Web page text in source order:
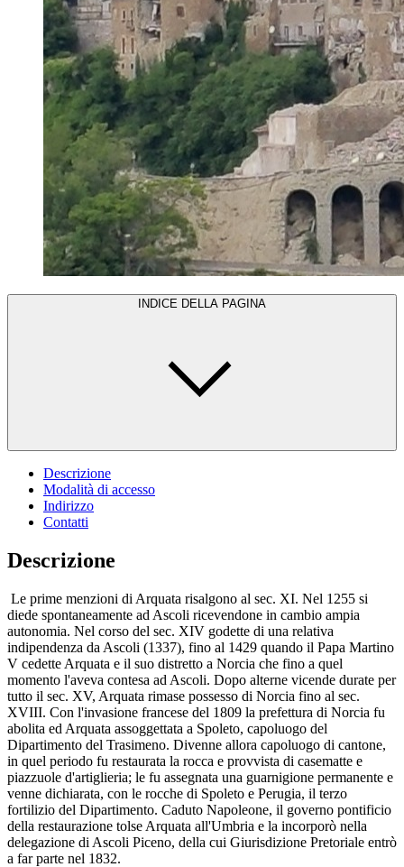
INDICE DELLA PAGINA
Descrizione
Modalità di accesso
Indirizzo
Contatti
Descrizione
Le prime menzioni di Arquata risalgono al sec. XI. Nel 1255 si
diede spontaneamente ad Ascoli ricevendone in cambio ampia
autonomia. Nel corso del sec. XIV godette di una relativa
indipendenza da Ascoli (1337), fino al 1429 quando il Papa Martino
V cedette Arquata e il suo distretto a Norcia che fino a quel
momento l'aveva contesa ad Ascoli. Dopo alterne vicende durate per
tutto il sec. XV, Arquata rimase possesso di Norcia fino al sec.
XVIII. Con l'invasione francese del 1809 la prefettura di Norcia fu
abolita ed Arquata assoggettata a Spoleto, capoluogo del
Dipartimento del Trasimeno. Divenne allora capoluogo di cantone,
in quel periodo fu restaurata la rocca e provvista di casematte e
piazzuole d'artiglieria; le fu assegnata una guarnigione permanente e
venne dichiarata, con le rocche di Spoleto e Perugia, il terzo
fortilizio del Dipartimento. Caduto Napoleone, il governo pontificio
della restaurazione tolse Arquata all'Umbria e la incorporò nella
delegazione di Ascoli Piceno, della cui Giurisdizione Pretoriale entrò
a far parte nel 1832.